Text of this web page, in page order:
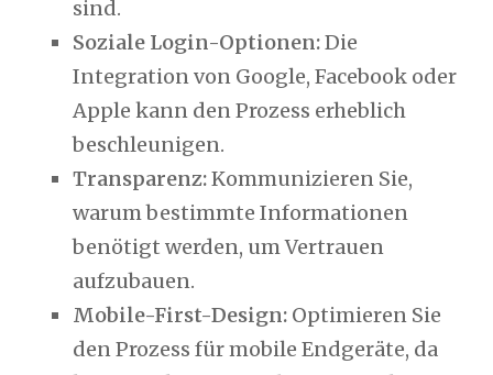
sind.
Soziale Login-Optionen:Die
Integration von Google, Facebook oder
Apple kann den Prozess erheblich
beschleunigen.
Transparenz:Kommunizieren Sie,
warum bestimmte Informationen
benötigt werden, um Vertrauen
aufzubauen.
Mobile-First-Design: Optimieren Sie
den Prozess für mobile Endgeräte, da